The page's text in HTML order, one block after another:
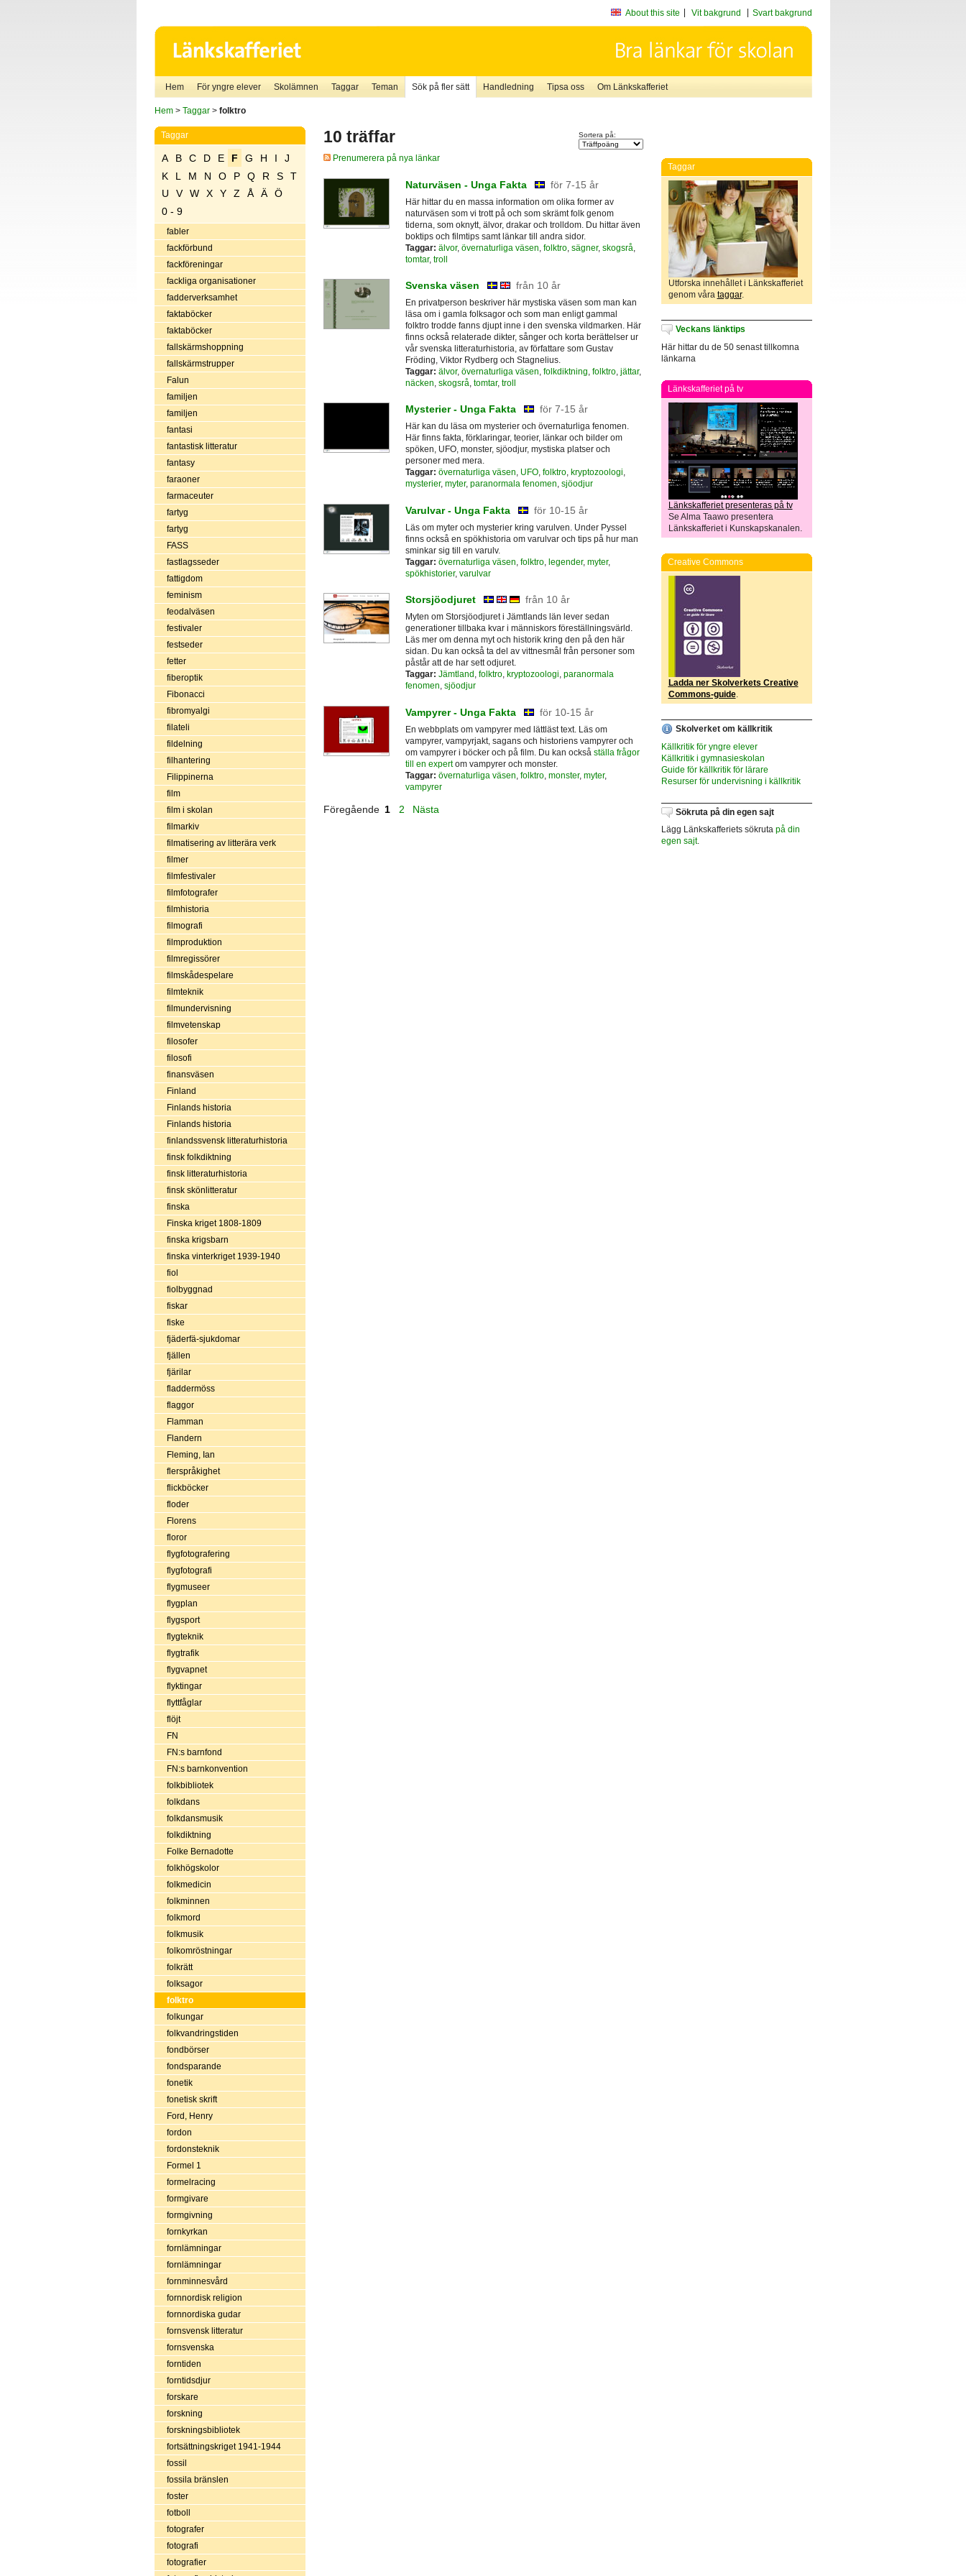
About this site Vit bakgrund Svart bakgrund
Hem För yngre elever Skolämnen Taggar Teman Sök på fler sätt Handledning Tipsa oss Om Länkskafferiet
Hem> Taggar> folktro
Taggar
A B C D E F G H I
J
K
L M N O P Q R S
T
U
V W X Y Z Å Ä
Ö
0 - 9
fabler
fackförbund
fackföreningar
fackliga organisationer
fadderverksamhet
faktaböcker
faktaböcker
fallskärmshoppning
fallskärmstrupper
Falun
familjen
familjen
fantasi
fantastisk litteratur
fantasy
faraoner
farmaceuter
fartyg
fartyg
FASS
fastlagsseder
fattigdom
feminism
feodalväsen
festivaler
festseder
fetter
fiberoptik
Fibonacci
fibromyalgi
filateli
fildelning
filhantering
Filippinerna
film
film i skolan
filmarkiv
filmatisering av litterära verk
filmer
filmfestivaler
filmfotografer
filmhistoria
filmografi
filmproduktion
filmregissörer
filmskådespelare
filmteknik
filmundervisning
filmvetenskap
filosofer
filosofi
finansväsen
Finland
Finlands historia
Finlands historia
finlandssvensk litteraturhistoria
finsk folkdiktning
finsk litteraturhistoria
finsk skönlitteratur
finska
Finska kriget 1808-1809
finska krigsbarn
finska vinterkriget 1939-1940
fiol
fiolbyggnad
fiskar
fiske
fjäderfä-sjukdomar
fjällen
fjärilar
fladdermöss
flaggor
Flamman
Flandern
Fleming, Ian
flerspråkighet
flickböcker
floder
Florens
floror
flygfotografering
flygfotografi
flygmuseer
flygplan
flygsport
flygteknik
flygtrafik
flygvapnet
flyktingar
flyttfåglar
flöjt
FN
FN:s barnfond
FN:s barnkonvention
folkbibliotek
folkdans
folkdansmusik
folkdiktning
Folke Bernadotte
folkhögskolor
folkmedicin
folkminnen
folkmord
folkmusik
folkomröstningar
folkrätt
folksagor
folktro
folkungar
folkvandringstiden
fondbörser
fondsparande
fonetik
fonetisk skrift
Ford, Henry
fordon
fordonsteknik
Formel 1
formelracing
formgivare
formgivning
fornkyrkan
fornlämningar
fornlämningar
fornminnesvård
fornnordisk religion
fornnordiska gudar
fornsvensk litteratur
fornsvenska
forntiden
forntidsdjur
forskare
forskning
forskningsbibliotek
fortsättningskriget 1941-1944
fossil
fossila bränslen
foster
fotboll
fotografer
fotografi
fotografier
10 träffar Sortera på:
Prenumerera på nya länkar
Naturväsen - Unga Fakta för 7-15 år
Här hittar du en massa information om olika former av
naturväsen som vi trott på och som skrämt folk genom
tiderna, som oknytt, älvor, drakar och trolldom. Du hittar även
boktips och filmtips samt länkar till andra sidor.
Taggar: älvor, övernaturliga väsen folktro, sägner, skogsrå
tomtar, troll
Svenska väsen från 10 år
En privatperson beskriver här mystiska väsen som man kan
läsa om i gamla folksagor och som man enligt gammal
folktro trodde fanns djupt inne i den svenska vildmarken. Här
finns också relaterade dikter, sånger och korta berättelser ur
vår svenska litteraturhistoria, av författare som Gustav
Fröding, Viktor Rydberg och Stagnelius.
Taggar: älvor, övernaturliga väsen, folkdiktning, folktro, jättar,
näcken, skogsrå, tomtar, troll
Mysterier - Unga Fakta för 7-15 år
Här kan du läsa om mysterier och övernaturliga fenomen.
Här finns fakta, förklaringar, teorier, länkar och bilder om
spöken, UFO, monster, sjöodjur, mystiska platser och
personer med mera.
Taggar: övernaturliga väsen, UFO, folktro, kryptozoologi,
mysterier, myter, paranormala fenomen, sjöodjur
Varulvar - Unga Fakta för 10-15 år
Läs om myter och mysterier kring varulven. Under Pyssel
finns också en spökhistoria om varulvar och tips på hur man
sminkar sig till en varulv.
Taggar: övernaturliga väsen, folktro, legender, myter,
spökhistorier, varulvar
Storsjöodjuret från 10 år
Myten om Storsjöodjuret i Jämtlands län lever sedan
generationer tillbaka kvar i människors föreställningsvärld.
Läs mer om denna myt och historik kring den på den här
sidan. Du kan också ta del av vittnesmål från personer som
påstår att de har sett odjuret.
Taggar: Jämtland , folktro, kryptozoologi, paranormala
fenomen, sjöodjur
Vampyrer - Unga Fakta för 10-15 år
En webbplats om vampyrer med lättläst text. Läs om
vampyrer, vampyrjakt, sagans och historiens vampyrer och
om vampyrer i böcker och på film. Du kan också ställa frågor
till en expertom vampyrer och monster.
Taggar: övernaturliga väsen folktro, monster, myter,
vampyrer
Föregående 1 2 Nästa
Taggar
Utforska innehållet i Länkskafferiet
genom våra taggar.
Veckans länktips
Här hittar du de 50 senast tillkomna
länkarna
Länkskafferiet på tv
Länkskafferiet presenteras på tv
Se Alma Taawo presentera
Länkskafferiet i Kunskapskanalen.
Creative Commons
Ladda ner Skolverkets Creative
Commons-guide.
Skolverket om källkritik
Källkritik för yngre elever
Källkritik i gymnasieskolan
Guide för källkritik för lärare
Resurser för undervisning i källkritik
Sökruta på din egen sajt
Lägg Länkskafferiets sökruta på din
egen sajt.